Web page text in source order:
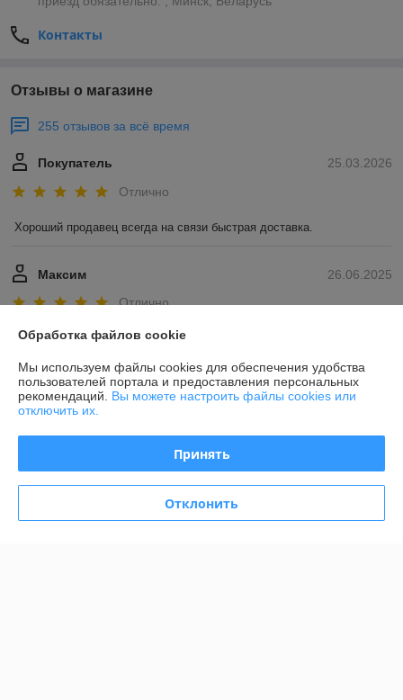
Контакты
Отзывы о магазине
255 отзывов за всё время
25.03.2026
Покупатель
Отлично
Хороший продавец всегда на связи быстрая доставка.
26.06.2025
Максим
Отлично
все было на высшем!🥹🥹
Показать все отзывы
О нас
Контакты
Доставка и оплата
Обработка файлов cookie
Мы используем файлы cookies для обеспечения удобства
пользователей портала и предоставления персональных
рекомендаций. Вы можете настроить файлы cookies или
отключить их.
Принять
Отклонить